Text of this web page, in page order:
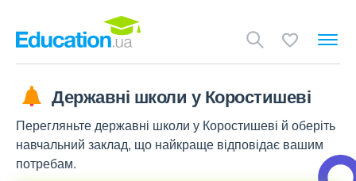
Державні школи у Коростишеві
Перегляньте державні школи у Коростишеві й оберіть
навчальний заклад, що найкраще відповідає вашим
потребам.